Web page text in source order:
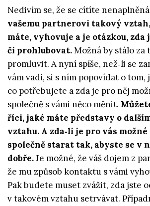
Nedivím se, že se cítíte
vašemu partnerovi takový
máte, vyhovuje a je otázkou, zda
či prohlubovat.Možná by stálo za
promluvit. A nyní spíše, než‑li se
vám vadí, si s ním popovídat o tom,
co potřebujete a zda je pro něj
společně s vámi něco měnit.
říci, jaké máte představy o
vztahu. A zda‑li je pro vás
společně starat tak, abyste se v
dobře.Je možné, že váš dojem z
že mu způsob kontaktu s vámi
Pak budete muset zvážit, zda jste
v takovém vztahu setrvávat.